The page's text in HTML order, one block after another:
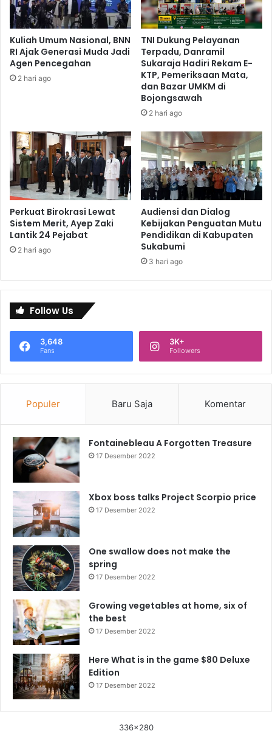
Kuliah Umum Nasional, BNN
RI Ajak Generasi Muda Jadi
Agen Pencegahan
2 hari ago
TNI Dukung Pelayanan
Terpadu, Danramil
Sukaraja Hadiri Rekam E-
KTP, Pemeriksaan Mata,
dan Bazar UMKM di
Bojongsawah
2 hari ago
Perkuat Birokrasi Lewat
Sistem Merit, Ayep Zaki
Lantik 24 Pejabat
2 hari ago
Audiensi dan Dialog
Kebijakan Penguatan Mutu
Pendidikan di Kabupaten
Sukabumi
3 hari ago
Follow Us
3,648
Fans
3K+
Followers
Populer Baru Saja Komentar
Fontainebleau A Forgotten Treasure
17 Desember 2022
Xbox boss talks Project Scorpio price
17 Desember 2022
One swallow does not make the
spring
17 Desember 2022
Growing vegetables at home, six of
the best
17 Desember 2022
Here What is in the game $80 Deluxe
Edition
17 Desember 2022
336x280